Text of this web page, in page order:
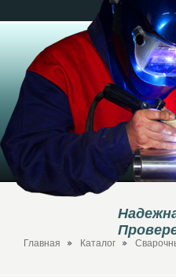
Главная Каталог